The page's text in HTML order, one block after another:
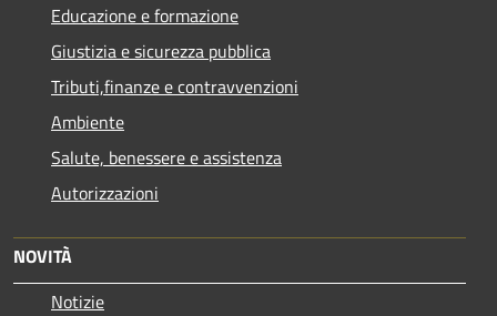
Educazione e formazione
Giustizia e sicurezza pubblica
Tributi,finanze e contravvenzioni
Ambiente
Salute, benessere e assistenza
Autorizzazioni
NOVITÀ
Notizie